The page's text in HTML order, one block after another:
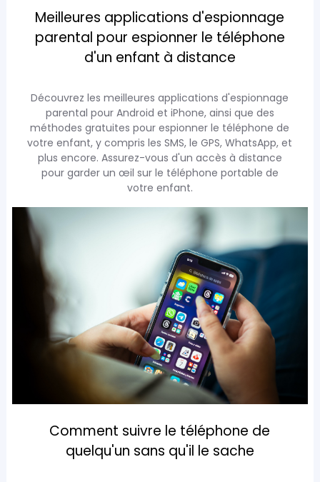
Meilleures applications d'espionnage
parental pour espionner le téléphone
d'un enfant à distance
Découvrez les meilleures applications d'espionnage
parental pour Android et iPhone, ainsi que des
méthodes gratuites pour espionner le téléphone de
votre enfant, y compris les SMS, le GPS, WhatsApp, et
plus encore. Assurez-vous d'un accès à distance
pour garder un œil sur le téléphone portable de
votre enfant.
Comment suivre le téléphone de
quelqu'un sans qu'il le sache